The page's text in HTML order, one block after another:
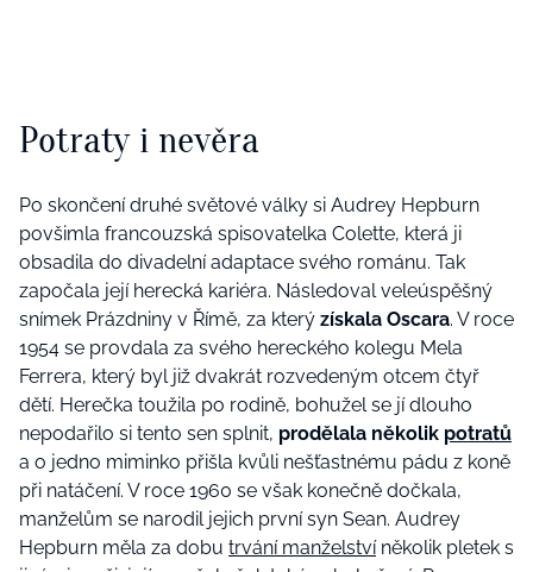
Potraty i nevěra
Po skončení druhé světové války si Audrey Hepburn
povšimla francouzská spisovatelka Colette, která ji
obsadila do divadelní adaptace svého románu. Tak
započala její herecká kariéra. Následoval veleúspěšný
snímek Prázdniny v Římě, za který získala Oscara. V roce
1954 se provdala za svého hereckého kolegu Mela
Ferrera, který byl již dvakrát rozvedeným otcem čtyř
dětí. Herečka toužila po rodině, bohužel se jí dlouho
nepodařilo si tento sen splnit, prodělala několik potratů
a o jedno miminko přišla kvůli nešťastnému pádu z koně
při natáčení. V roce 1960 se však konečně dočkala,
manželům se narodil jejich první syn Sean. Audrey
Hepburn měla za dobu trvání manželstvíněkolik pletek s